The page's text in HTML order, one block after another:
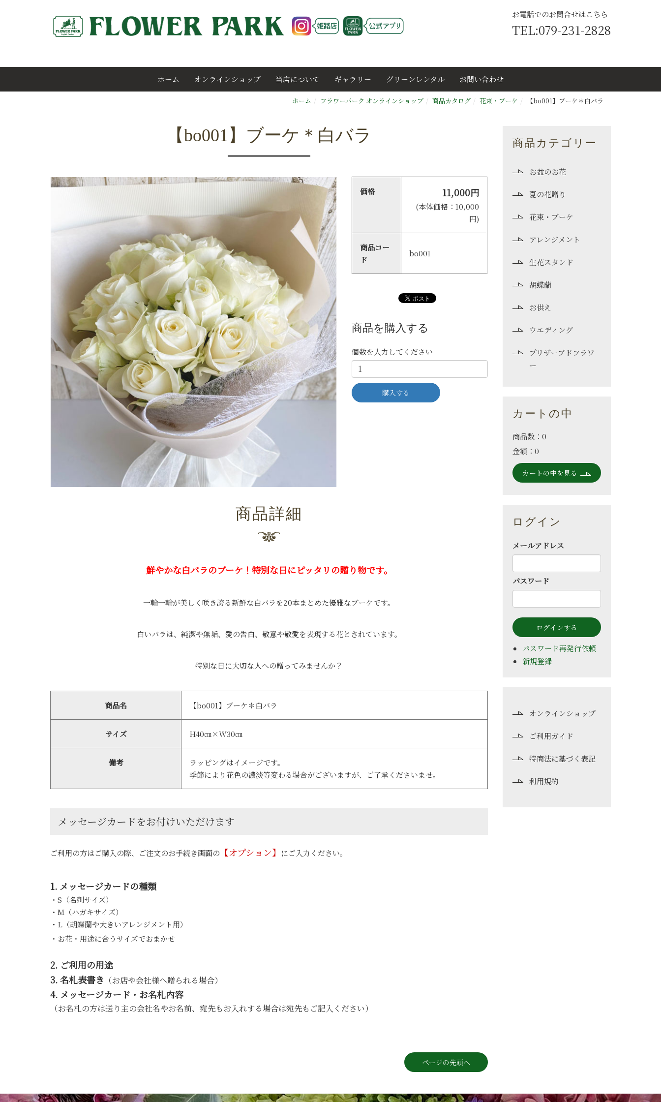
お電話でのお問合せはこちら
TEL:079-231-2828
ホーム オンラインショップ 当店について ギャラリー グリーンレンタル お問い合わせ
ホーム フラワーパーク オンラインショップ 商品カタログ 花束・ブーケ 【bo001】ブーケ＊白バラ
【bo001】ブーケ＊白バラ
価格 11,000円
(本体価格：10,000
円)
商品コー
ド
bo001
商品を購入する
個数を入力してください
商品詳細
鮮やかな白バラのブーケ！特別な日にピッタリの贈り物です。
一輪一輪が美しく咲き誇る新鮮な白バラを20本まとめた優雅なブーケです。
白いバラは、 純潔や無垢、愛の告白、敬意や敬愛を表現する花とされています。
特別な日に大切な人への贈ってみませんか？
商品名 【bo001】ブーケ＊白バラ
サイズ H40㎝×W30㎝
備考
ラッピングはイメージです。
季節により花色の濃淡等変わる場合がございますが、ご了承くださいませ。
メッセージカードをお付けいただけます
ご利用の方はご購入の際、ご注文のお手続き画面の 【オプション】 にご入力ください。
1. メッセージカードの種類
・S（名刺サイズ）
・M（ハガキサイズ）
・L（胡蝶蘭や大きいアレンジメント用）
・お花・用途に合うサイズでおまかせ
2. ご利用の用途
3.名札表書き （お店や会社様へ贈られる場合）
4. メッセージカード・お名札内容
（お名札の方は送り主の会社名やお名前、宛先もお入れする場合は宛先もご記入ください）
ページの先頭へ
商品カテゴリー
お盆のお花
夏の花贈り
花束・ブーケ
アレンジメント
生花スタンド
胡蝶蘭
お供え
ウエディング
プリザーブドフラワ
ー
カートの中
商品数：0
金額：0
カートの中を見る
ログイン
メールアドレス
パスワード
パスワード再発行依頼
新規登録
オンラインショップ
ご利用ガイド
特商法に基づく表記
利用規約